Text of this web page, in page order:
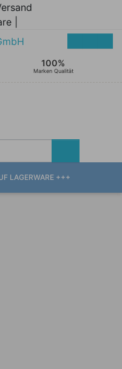
|
100%
Marken Qualität
LAGERWARE +++